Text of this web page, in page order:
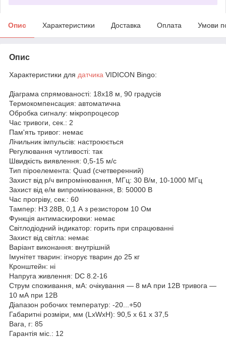
Опис Характеристики Доставка Оплата Умови
Опис
Характеристики для датчика VIDICON Bingo:
Діаграма спрямованості: 18х18 м, 90 градусів
Термокомпенсация: автоматична
Обробка сигналу: мікропроцесор
Час тривоги, сек.: 2
Пам'ять тривог: немає
Лічильник імпульсів: настроюється
Регулювання чутливості: так
Швидкість виявлення: 0,5-15 м/с
Тип піроелемента: Quad (счетверенний)
Захист від р/ч випромінювання, МГц: 30 В/м, 10-1000 МГц
Захист від е/м випромінювання, В: 50000 В
Час прогріву, сек.: 60
Тампер: НЗ 28В, 0,1 А з резистором 10 Ом
Функція антимаскировки: немає
Світлодіодний індикатор: горить при спрацюванні
Захист від світла: немає
Варіант виконання: внутрішній
Імунітет тварин: ігнорує тварин до 25 кг
Кронштейн: ні
Напруга живлення: DC 8.2-16
Струм споживання, мА: очікування ― 8 мА при 12В тривога ―
10 мА при 12В
Діапазон робочих температур: -20...+50
Габаритні розміри, мм (LxWxH): 90,5 х 61 х 37,5
Вага, г: 85
Гарантія міс.: 12